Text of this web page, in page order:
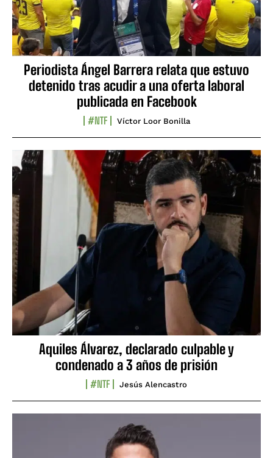
Periodista Ángel Barrera relata que estuvo
detenido tras acudir a una oferta laboral
publicada en Facebook
#NTF Víctor Loor Bonilla
Aquiles Álvarez, declarado culpable y
condenado a 3 años de prisión
#NTF Jesús Alencastro